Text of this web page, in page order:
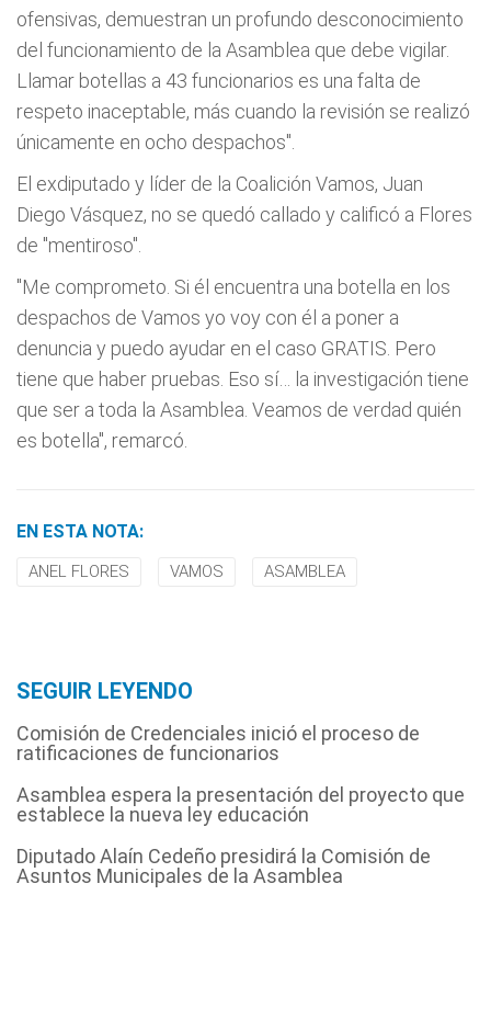
ofensivas, demuestran un profundo desconocimiento
del funcionamiento de la Asamblea que debe vigilar.
Llamar botellas a 43 funcionarios es una falta de
respeto inaceptable, más cuando la revisión se realizó
únicamente en ocho despachos".
El exdiputado y líder de la Coalición Vamos, Juan
Diego Vásquez, no se quedó callado y calificó a Flores
de "mentiroso".
"Me comprometo. Si él encuentra una botella en los
despachos de Vamos yo voy con él a poner a
denuncia y puedo ayudar en el caso GRATIS. Pero
tiene que haber pruebas. Eso sí… la investigación tiene
que ser a toda la Asamblea. Veamos de verdad quién
es botella", remarcó.
EN ESTA NOTA:
ANEL FLORES VAMOS ASAMBLEA
SEGUIR LEYENDO
Comisión de Credenciales inició el proceso de
ratificaciones de funcionarios
Asamblea espera la presentación del proyecto que
establece la nueva ley educación
Diputado Alaín Cedeño presidirá la Comisión de
Asuntos Municipales de la Asamblea